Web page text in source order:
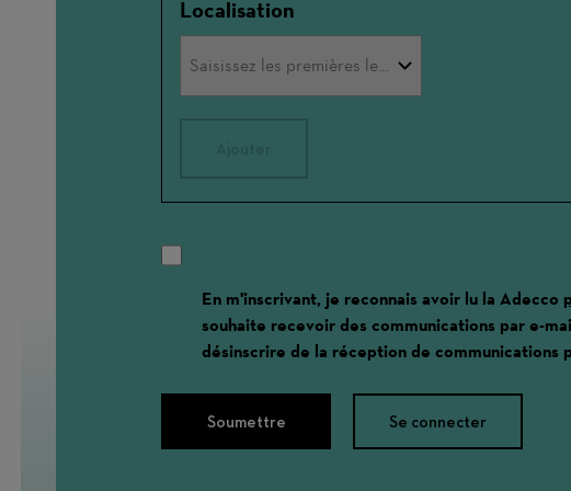
Localisation
En m'inscrivant, je reconnais avoir lu la Adecco
souhaite recevoir des communications par e-
désinscrire de la réception de communications
Soumettre Se connecter